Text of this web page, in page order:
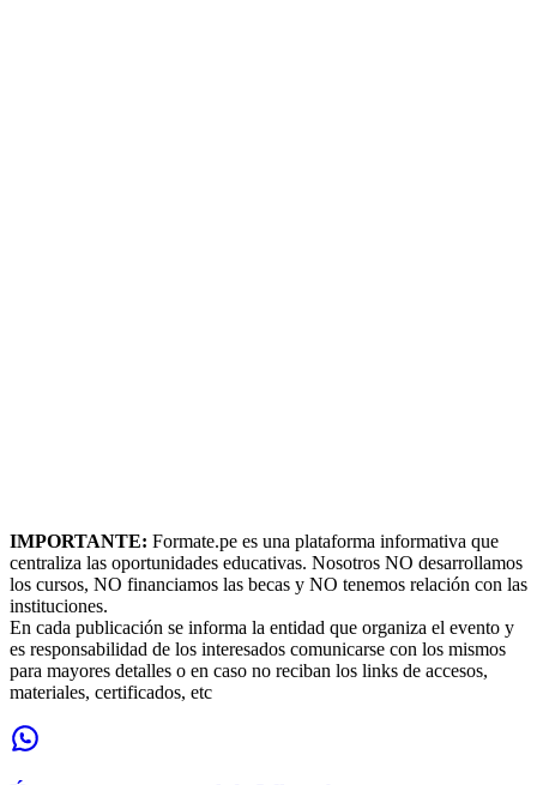
IMPORTANTE: Formate.pe es una plataforma informativa que
centraliza las oportunidades educativas. Nosotros NO desarrollamos
los cursos, NO financiamos las becas y NO tenemos relación con las
instituciones.
En cada publicación se informa la entidad que organiza el evento y
es responsabilidad de los interesados comunicarse con los mismos
para mayores detalles o en caso no reciban los links de accesos,
materiales, certificados, etc